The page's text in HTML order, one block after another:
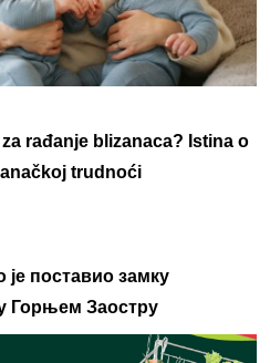
rađanje blizanaca? Istina o
trudnoći
поставио замку
Горњем Заостру